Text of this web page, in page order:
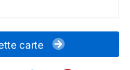
carte